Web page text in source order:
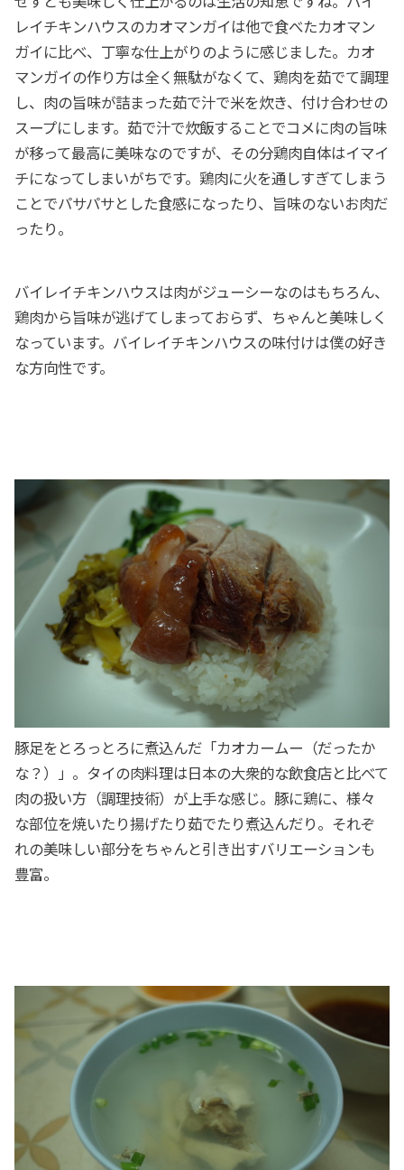
レイチキンハウスのカオマンガイは他で食べたカオマン
ガイに比べ、丁寧な仕上がりのように感じました。カオ
マンガイの作り方は全く無駄がなくて、鶏肉を茹でて調理
し、肉の旨味が詰まった茹で汁で米を炊き、付け合わせの
スープにします。茹で汁で炊飯することでコメに肉の旨味
が移って最高に美味なのですが、その分鶏肉自体はイマイ
チになってしまいがちです。鶏肉に火を通しすぎてしまう
ことでパサパサとした食感になったり、旨味のないお肉だ
ったり。
バイレイチキンハウスは肉がジューシーなのはもちろん、
鶏肉から旨味が逃げてしまっておらず、ちゃんと美味しく
なっています。バイレイチキンハウスの味付けは僕の好き
な方向性です。
豚足をとろっとろに煮込んだ「カオカームー（だったか
な？）」。タイの肉料理は日本の大衆的な飲食店と比べて
肉の扱い方（調理技術）が上手な感じ。豚に鶏に、様々
な部位を焼いたり揚げたり茹でたり煮込んだり。それぞ
れの美味しい部分をちゃんと引き出すバリエーションも
豊富。